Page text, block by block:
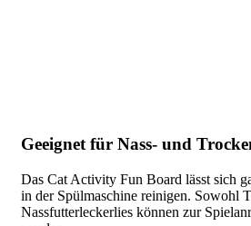
Geeignet für Nass- und
Das Cat Activity Fun Board lässt sich
in der Spülmaschine reinigen. Sowohl
Nassfutterleckerlies können zur